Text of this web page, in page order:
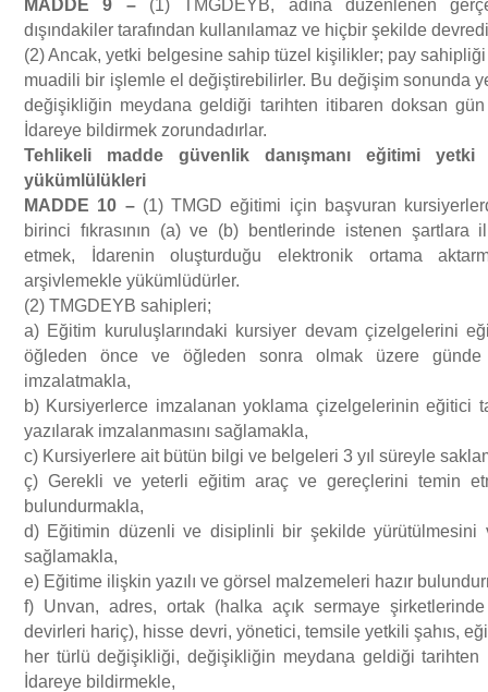
MADDE 9 –(1) TMGDEYB, adına düzenlenen
dışındakiler tarafından kullanılamaz ve hiçbir şekilde
(2) Ancak, yetki belgesine sahip tüzel kişilikler; pay sahipliği
muadili bir işlemle el değiştirebilirler. Bu değişim sonunda
değişikliğin meydana geldiği tarihten itibaren doksan
İdareye bildirmek zorundadırlar.
Tehlikeli madde güvenlik danışmanı eğitimi yetki
yü küml ü ü kleri
MADDE 10 –(1) TMGD eğitimi için başvuran
birinci fıkrasının (a) ve (b) bentlerinde istenen şartlara
etmek, İdarenin oluşturduğu elektronik ortama
arşivlemekle yükümlüdürler.
(2) TMGDEYB sahipleri;
a) Eğitim kuruluşlarındaki kursiyer devam çizelgelerini
öğleden önce ve öğleden sonra olmak üzere
imzalatmakla,
b) Kursiyerlerce imzalanan yoklama çizelgelerinin eğitici
yazılarak imzalanmasını sağlamakla,
c) Kursiyerlere ait bütün bilgi ve belgeleri 3 yıl süreyle
ç) Gerekli ve yeterli eğitim araç ve gereçlerini temin
bulundurmakla,
d) Eğitimin düzenli ve disiplinli bir şekilde yürütülmesini
sağlamakla,
e) Eğitime ilişkin yazılı ve görsel malzemeleri hazır
f) Unvan, adres, ortak (halka açık sermaye
devirleri hariç), hisse devri, yönetici, temsile yetkili şahıs,
her türlü değişikliği, değişikliğin meydana geldiği
İdareye bildirmekle,